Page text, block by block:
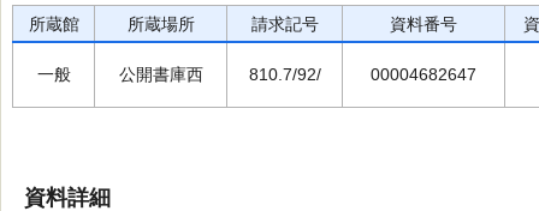
所蔵館 所蔵場所 請求記号 資料番号
一般 公開書庫西 810.7/92/ 00004682647
資料詳細